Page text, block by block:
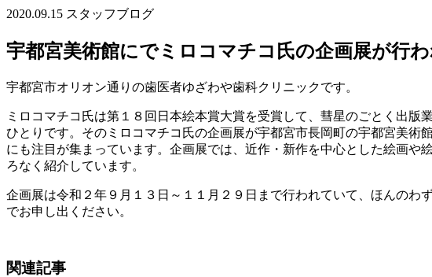
2020.09.15 スタッフブログ
宇都宮美術館にでミロコマチコ氏の企画展が行
宇都宮市オリオン通りの歯医者ゆざわや歯科クリニックです。
ミロコマチコ氏は第１８回日本絵本賞大賞を受賞して、彗星のごとく出
ひとりです。そのミロコマチコ氏の企画展が宇都宮市長岡町の宇都宮美
にも注目が集まっています。企画展では、近作・新作を中心とした絵画
ろなく紹介しています。
企画展は令和２年９月１３日～１１月２９日まで行われていて、ほんのわ
でお申し出ください。
関連記事